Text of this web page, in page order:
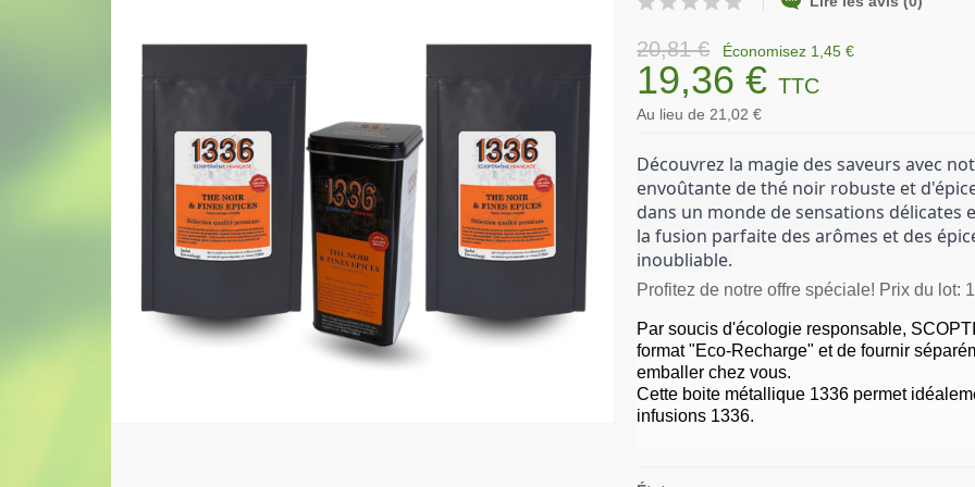
20,81 € Économisez 1,45 €
19,36 €TTC
Au lieu de 21,02 €
Découvrez la magie des saveurs avec
envoûtante de thé noir robuste et
dans un monde de sensations délicates
la fusion parfaite des arômes et des
inoubliable.
Profitez de notre offre spéciale! Prix du lot:
Par soucis d'écologie responsable,
format "Eco-Recharge" et de fournir
emballer chez vous.
Cette boite métallique 1336 permet
infusions 1336.